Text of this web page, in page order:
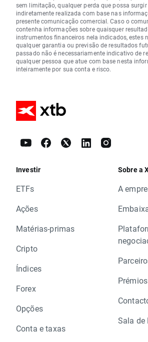
sem limitação, qualquer perda que possa
indiretamente realizada com base nas
presente comunicação comercial. Caso o
contenha informações sobre quaisquer
instrumentos financeiros nela indicados, estes
qualquer garantia ou previsão de resultados
passado não é necessariamente indicativo de
qualquer pessoa que atue com base nesta
inteiramente por sua conta e risco.
Investir
ETFs
Ações
Matérias-primas
Cripto
Índices
Forex
Opções
Conta e taxas
Sobre a
A
Prémios
Sala de